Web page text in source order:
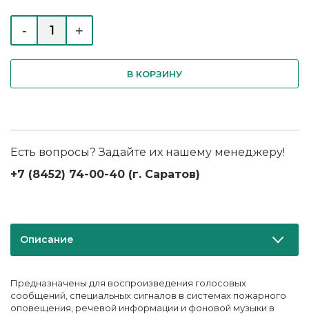
- +
В КОРЗИНУ
Есть вопросы? Задайте их нашему менеджеру!
+7 (8452) 74-00-40 (г. Саратов)
Описание
Предназначены для воспроизведения голосовых
сообщений, специальных сигналов в системах пожарного
оповещения, речевой информации и фоновой музыки в